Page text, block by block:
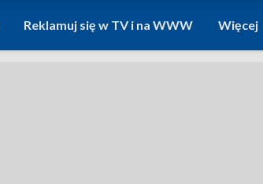
Reklamuj się w TV i na WWW Więcej